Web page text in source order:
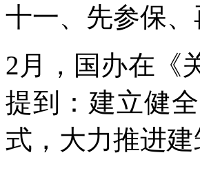
十一、先参保
2月，国办在《
提到：建立健
式，大力推进